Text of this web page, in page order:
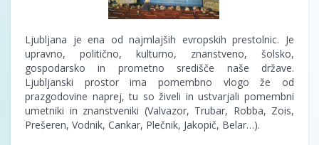
Ljubljana je ena od najmlajših evropskih prestolnic. Je
upravno, politično, kulturno, znanstveno, šolsko,
gospodarsko in prometno središče naše države.
Ljubljanski prostor ima pomembno vlogo že od
prazgodovine naprej, tu so živeli in ustvarjali pomembni
umetniki in znanstveniki (Valvazor, Trubar, Robba, Zois,
Prešeren, Vodnik, Cankar, Plečnik, Jakopič, Belar…).